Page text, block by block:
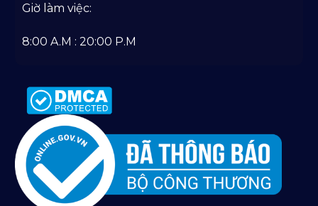
Giờ làm việc:
8:00 A.M : 20:00 P.M